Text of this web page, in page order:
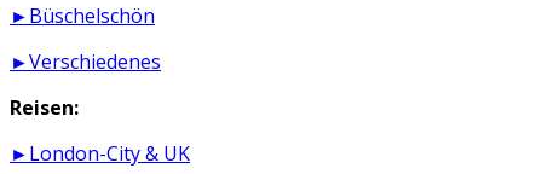
►Büschelschön
►Verschiedenes
Reisen:
►London-City & UK